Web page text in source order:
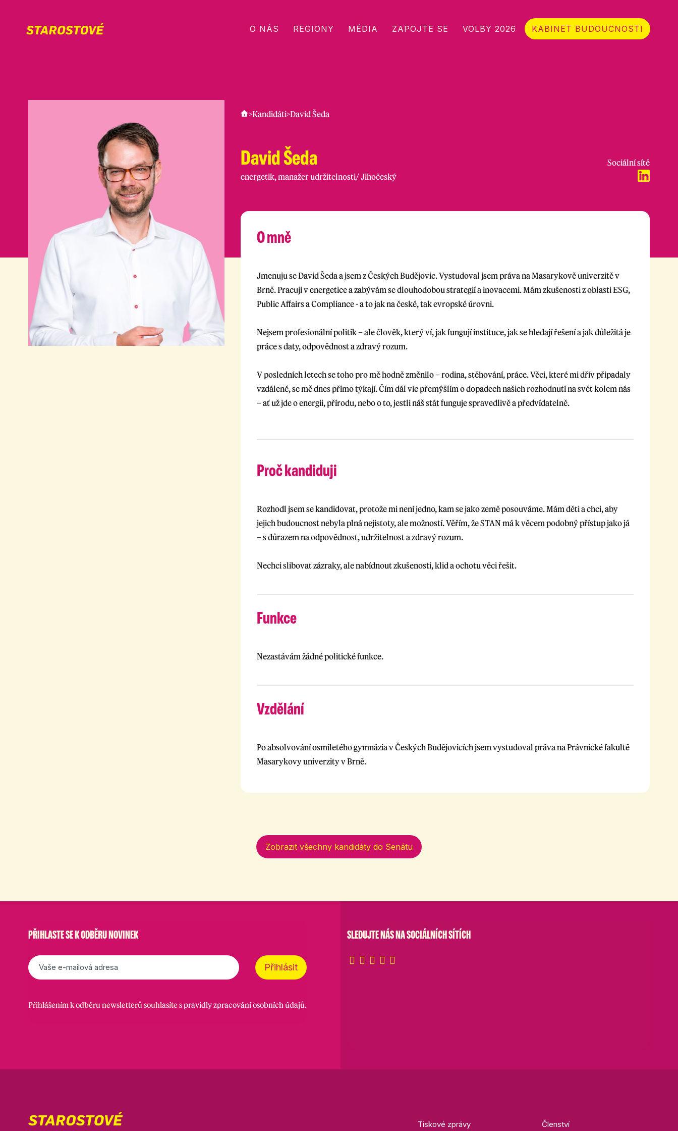
O NÁS REGIONY MÉDIA ZAPOJTE SE VOLBY 2026 KABINET BUDOUCNOSTI
>Kandidáti>David Šeda
David Šeda
energetik, manažer udržitelnosti/Jihočeský
Sociální sítě
O mně
Jmenuju se David Šeda a jsem z Českých Budějovic. Vystudoval jsem práva na Masarykově univerzitě v
Brně. Pracuji v energetice a zabývám se dlouhodobou strategií a inovacemi. Mám zkušenosti z oblasti ESG,
Public Affairs a Compliance - a to jak na české, tak evropské úrovni.
Nejsem profesionální politik – ale člověk, který ví, jak fungují instituce, jak se hledají řešení a jak důležitá je
práce s daty, odpovědnost a zdravý rozum.
V posledních letech se toho pro mě hodně změnilo – rodina, stěhování, práce. Věci, které mi dřív připadaly
vzdálené, se mě dnes přímo týkají. Čím dál víc přemýšlím o dopadech našich rozhodnutí na svět kolem nás
– ať už jde o energii, přírodu, nebo o to, jestli náš stát funguje spravedlivě a předvídatelně.
Proč kandiduji
Rozhodl jsem se kandidovat, protože mi není jedno, kam se jako země posouváme. Mám děti a chci, aby
jejich budoucnost nebyla plná nejistoty, ale možností. Věřím, že STAN má k věcem podobný přístup jako já
– s důrazem na odpovědnost, udržitelnost a zdravý rozum.
Nechci slibovat zázraky, ale nabídnout zkušenosti, klid a ochotu věci řešit.
Funkce
Nezastávám žádné politické funkce.
Vzdělání
Po absolvování osmiletého gymnázia v Českých Budějovicích jsem vystudoval práva na Právnické fakultě
Masarykovy univerzity v Brně.
Zobrazit všechny kandidáty do Senátu
PŘIHLASTE SE K ODBĚRU NOVINEK
E-
mail
Přihlásit
Přihlášením k odběru newsletterů souhlasíte spravidly zpracování osobních údajů.
SLEDUJTE NÁS NA SOCIÁLNÍCH SÍTÍCH
Tiskové zprávy Členství